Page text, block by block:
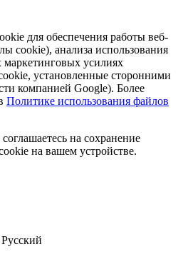
для обеспечения работы веб-
cookie), анализа использования
усилиях
установленные сторонними
компанией Google). Более
Политике использования файлов
на сохранение
на вашем устройстве.
Русский